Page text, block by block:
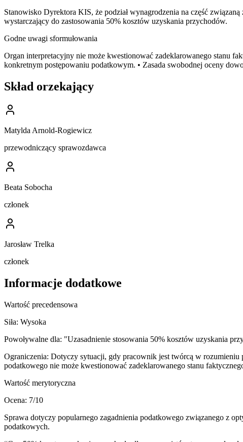
Stanowisko Dyrektora KIS, że podział wynagrodzenia na część
wystarczający do zastosowania 50% kosztów uzyskania przychodów.
Godne uwagi sformułowania
Organ interpretacyjny nie może kwestionować zadeklarowanego stanu
konkretnym postępowaniu podatkowym. • Zasada swobodnej oceny
Skład orzekający
Matylda Arnold-Rogiewicz
przewodniczący sprawozdawca
Beata Sobocha
członek
Jarosław Trelka
członek
Informacje dodatkowe
Wartość precedensowa
Siła: Wysoka
Powoływalne dla: "Uzasadnienie stosowania 50% kosztów uzyskania
Ograniczenia: Dotyczy sytuacji, gdy pracownik jest twórcą w rozumieniu
podatkowego nie może kwestionować zadeklarowanego stanu
Wartość merytoryczna
Ocena: 7/10
Sprawa dotyczy popularnego zagadnienia podatkowego związanego z
podatkowych.